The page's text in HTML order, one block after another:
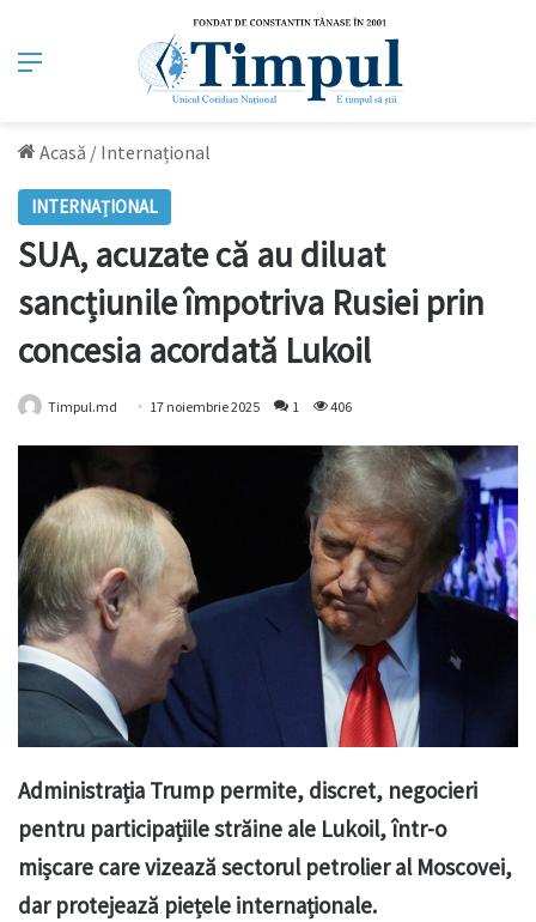
Meniu
Acasă / Internațional
INTERNAȚIONAL
SUA, acuzate că au diluat
sancțiunile împotriva Rusiei prin
concesia acordată Lukoil
Timpul.md 17 noiembrie 2025 1 406
Administrația Trump permite, discret, negocieri
pentru participațiile străine ale Lukoil, într-o
mișcare care vizează sectorul petrolier al Moscovei,
dar protejează piețele internaționale.